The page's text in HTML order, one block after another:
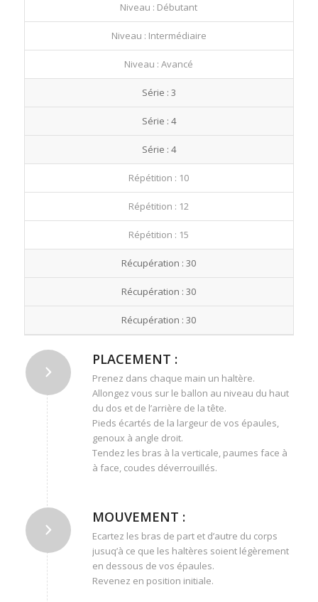
Niveau : Débutant
Niveau : Intermédiaire
Niveau : Avancé
Série : 3
Série : 4
Série : 4
Répétition : 10
Répétition : 12
Répétition : 15
Récupération : 30
Récupération : 30
Récupération : 30
PLACEMENT :
Prenez dans chaque main un haltère.
Allongez vous sur le ballon au niveau du haut
du dos et de l’arrière de la tête.
Pieds écartés de la largeur de vos épaules,
genoux à angle droit.
Tendez les bras à la verticale, paumes face à
à face, coudes déverrouillés.
MOUVEMENT :
Ecartez les bras de part et d’autre du corps
jusuq’à ce que les haltères soient légèrement
en dessous de vos épaules.
Revenez en position initiale.